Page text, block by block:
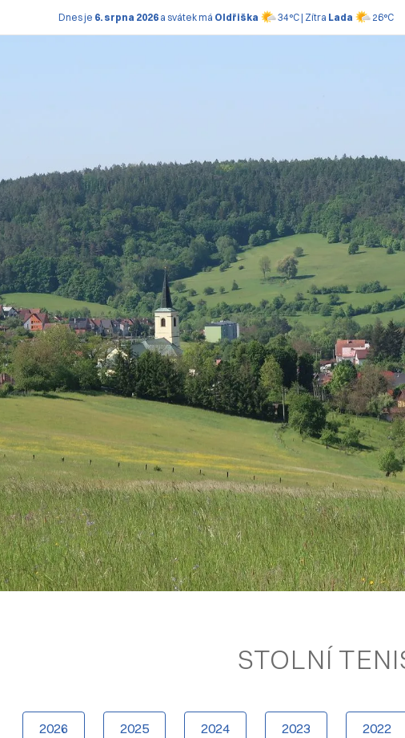
Dnes je 6. srpna 2026a svátek má Oldřiška 34°C | Zítra Lada 26°C
STOLNÍ
2026 2025 2024 2023 2022